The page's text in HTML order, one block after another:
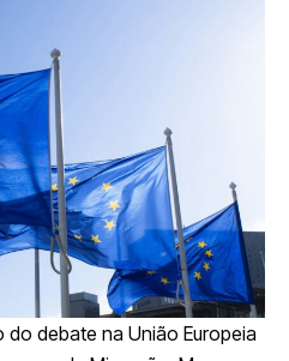
debate na União Europeia